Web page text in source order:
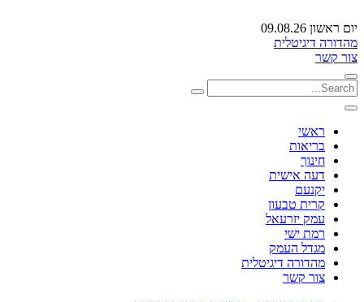
יום ראשון 09.08.26
מהדורה דיגיטלית
צור קשר
ראשי
בריאות
חינוך
דעה אישית
יקנעם
קרית טבעון
עמק יזרעאל
רמת ישי
מגדל העמק
מהדורה דיגיטלית
צור קשר